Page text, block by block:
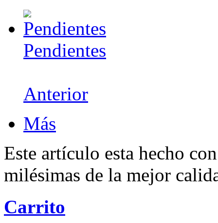
Pendientes
Anterior
Más
Este artículo esta hecho
milésimas de la mejor
Carrito